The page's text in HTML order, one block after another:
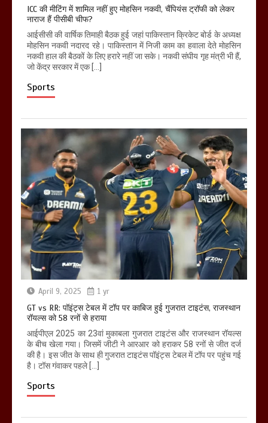
ICC की मीटिंग में शामिल नहीं हुए मोहसिन नकवी, चैंपियंस ट्रॉफी को लेकर
नाराज हैं पीसीबी चीफ?
आईसीसी की वार्षिक तिमाही बैठक हुई जहां पाकिस्तान क्रिकेट बोर्ड के अध्यक्ष
मोहसिन नकवी नदारद रहे। पाकिस्तान में निजी काम का हवाला देते मोहसिन
नकवी हाल की बैठकों के लिए हरारे नहीं जा सके। नकवी संघीय गृह मंत्री भी हैं,
जो केंद्र सरकार में एक […]
Sports
April 9, 2025 1 yr
GT vs RR: पॉइंट्स टेबल में टॉप पर काबिज हुई गुजरात टाइटंस, राजस्थान
रॉयल्स को 58 रनों से हराया
आईपीएल 2025 का 23वां मुकाबला गुजरात टाइटंस और राजस्थान रॉयल्स
के बीच खेला गया। जिसमें जीटी ने आरआर को हराकर 58 रनों से जीत दर्ज
की है। इस जीत के साथ ही गुजरात टाइटंस पॉइंट्स टेबल में टॉप पर पहुंच गई
है। टॉस गंवाकर पहले […]
Sports